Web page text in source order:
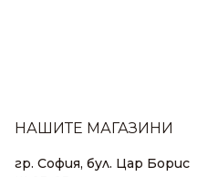
НАШИТЕ МАГАЗИНИ
гр. София, бул. Цар Борис